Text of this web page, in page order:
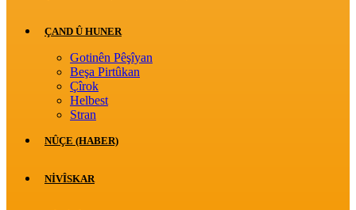
ÇAND Û HUNER
Gotinên Pêşîyan
Beşa Pirtûkan
Çîrok
Helbest
Stran
NÛÇE (HABER)
NIVÎSKAR